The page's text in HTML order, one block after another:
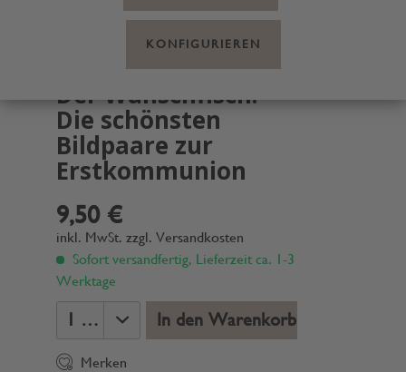
Der Wunschfisch.
Die schönsten
Bildpaare zur
Erstkommunion
9,50 €
inkl. MwSt. zzgl. Versandkosten
Sofort versandfertig, Lieferzeit ca. 1-3
Werktage
In den Warenkorb
Merken
KONFIGURIEREN